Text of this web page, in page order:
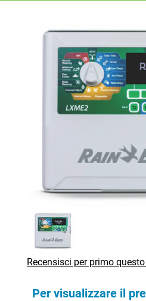
Recensisci per primo
Per visualizzare il